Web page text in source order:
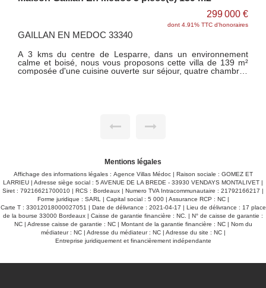
237 440 €
dont 6% TTC d'honoraires
LESPARRE MEDOC 33340
LESPARRE A 5 min du centre et des commerces, venez
découvrir cette maison composée d'une cuisine ouverte sur
séjour avec cheminée foyer ouvert, véranda, trois chambres,
Mentions légales
Affichage des informations légales : Agence Villas Médoc | Raison sociale : GOMEZ ET
LARRIEU | Adresse siège social : 5 AVENUE DE LA BREDE - 33930 VENDAYS MONTALIVET |
Siret : 79216621700010 | RCS : Bordeaux | Numero TVA Intracommunautaire : 21792166217 |
Forme juridique : SARL | Capital social : 5 000 | Assurance RCP : NC |
Carte T : 33012018000027051 | Date de délivrance : 2021-04-17 | Lieu de délivrance : 17 place
de la bourse 33000 Bordeaux | Caisse de garantie financière : NC. | N° de caisse de garantie :
NC | Adresse caisse de garantie : NC | Montant de la garantie financière : NC | Nom du
médiateur : NC | Adresse du médiateur : NC | Adresse du site : NC |
Entreprise juridiquement et financièrement indépendante